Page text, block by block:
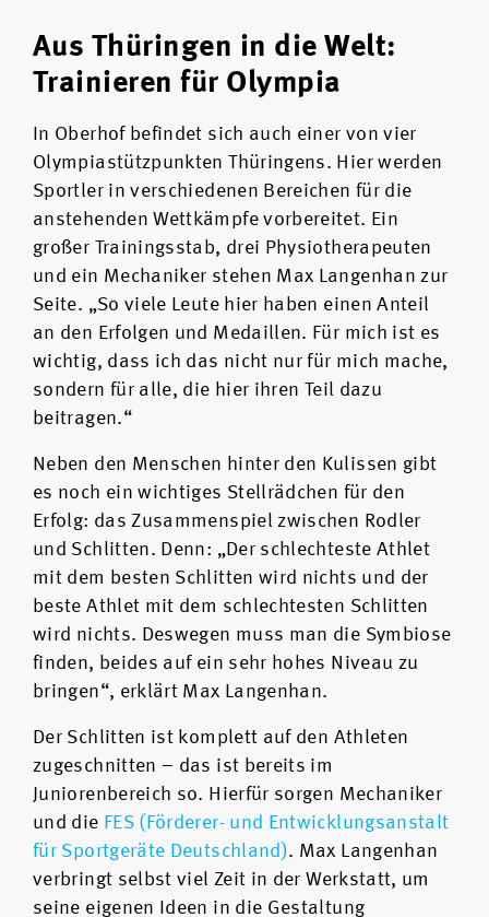
Aus Thüringen in die Welt:
Trainieren für Olympia
In Oberhof befindet sich auch einer von vier
Olympiastützpunkten Thüringens. Hier werden
Sportler in verschiedenen Bereichen für die
anstehenden Wettkämpfe vorbereitet. Ein
großer Trainingsstab, drei Physiotherapeuten
und ein Mechaniker stehen Max Langenhan zur
Seite. „So viele Leute hier haben einen Anteil
an den Erfolgen und Medaillen. Für mich ist es
wichtig, dass ich das nicht nur für mich mache,
sondern für alle, die hier ihren Teil dazu
beitragen.“
Neben den Menschen hinter den Kulissen gibt
es noch ein wichtiges Stellrädchen für den
Erfolg: das Zusammenspiel zwischen Rodler
und Schlitten. Denn: „Der schlechteste Athlet
mit dem besten Schlitten wird nichts und der
beste Athlet mit dem schlechtesten Schlitten
wird nichts. Deswegen muss man die Symbiose
finden, beides auf ein sehr hohes Niveau zu
bringen“, erklärt Max Langenhan.
Der Schlitten ist komplett auf den Athleten
zugeschnitten – das ist bereits im
Juniorenbereich so. Hierfür sorgen Mechaniker
und die FES (Förderer- und Entwicklungsanstalt
für Sportgeräte Deutschland). Max Langenhan
verbringt selbst viel Zeit in der Werkstatt, um
seine eigenen Ideen in die Gestaltung